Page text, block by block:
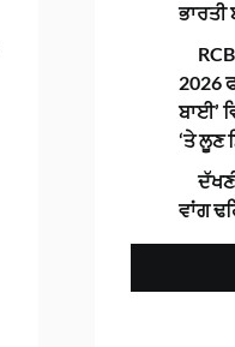
ਭਾਰਤੀ
2026
ਬਾਈ’
‘ਤੇ ਲੂਣ
ਵਾਂਗ